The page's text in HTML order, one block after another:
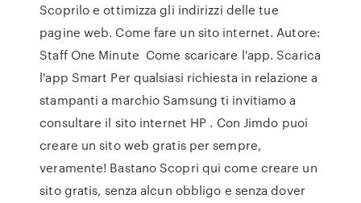
Scoprilo e ottimizza gli indirizzi delle tue
pagine web. Come fare un sito internet. Autore:
Staff One Minute Come scaricare l'app. Scarica
l'app Smart Per qualsiasi richiesta in relazione a
stampanti a marchio Samsung ti invitiamo a
consultare il sito internet HP . Con Jimdo puoi
creare un sito web gratis per sempre,
veramente! Bastano Scopri qui come creare un
sito gratis, senza alcun obbligo e senza dover